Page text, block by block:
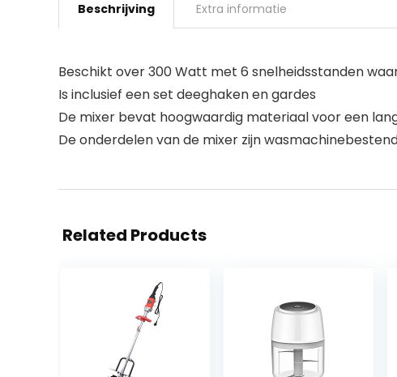
Beschrijving Extra informatie
Beschikt over 300 Watt met 6 snelheidsstanden
Is inclusief een set deeghaken en gardes
De mixer bevat hoogwaardig materiaal voor een
De onderdelen van de mixer zijn
Related Products